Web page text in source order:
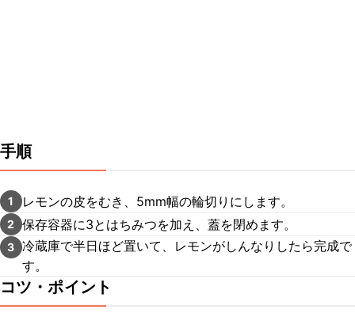
手順
1 レモンの皮をむき、5mm幅の輪切りにします。
2 保存容器に3とはちみつを加え、蓋を閉めます。
3 冷蔵庫で半日ほど置いて、レモンがしんなりしたら完成で
す。
コツ・ポイント